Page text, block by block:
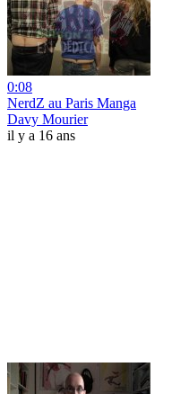
0:08
NerdZ au Paris Manga
Davy Mourier
il y a 16 ans